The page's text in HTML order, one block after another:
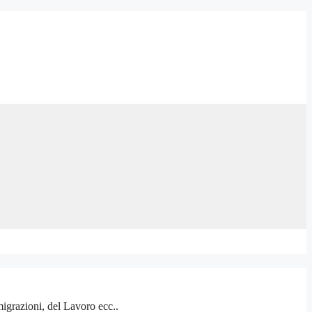
del Lavoro ecc..